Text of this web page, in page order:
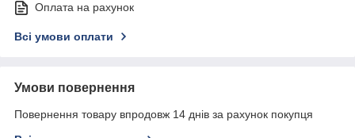
Оплата на рахунок
Всі умови оплати
Умови повернення
Повернення товару впродовж 14 днів за рахунок покупця